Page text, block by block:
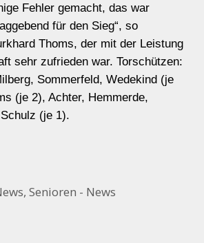
Fehler gemacht, das war
für den Sieg“, so
Thoms, der mit der Leistung
sehr zufrieden war. Torschützen:
Sommerfeld, Wedekind (je
(je 2), Achter, Hemmerde,
(je 1).
,Senioren - News